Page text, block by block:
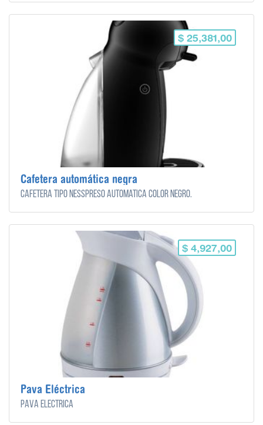
$ 25,381,00
Cafetera automática negra
Cafetera tipo nesspreso automática color negro.
$ 4,927,00
Pava Eléctrica
Pava Eléctrica